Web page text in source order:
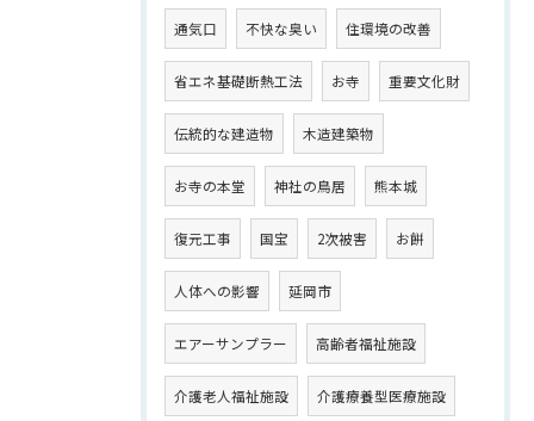
通気口 不快な臭い 住環境の改善
省エネ基礎断熱工法 お寺 重要文化財
伝統的な建造物 木造建築物
お寺の本堂 神社の鳥居 熊本城
復元工事 国宝 2次被害 お餅
人体への影響 延岡市
エアーサンプラー 高齢者福祉施設
介護老人福祉施設 介護療養型医療施設